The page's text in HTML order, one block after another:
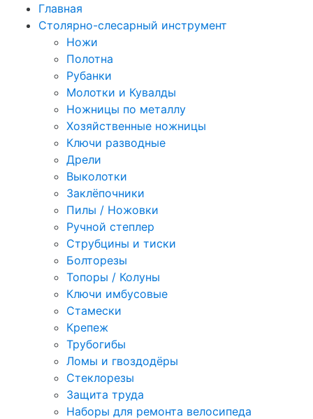
Главная
Столярно-слесарный инструмент
Ножи
Полотна
Рубанки
Молотки и Кувалды
Ножницы по металлу
Хозяйственные ножницы
Ключи разводные
Дрели
Выколотки
Заклёпочники
Пилы / Ножовки
Ручной степлер
Струбцины и тиски
Болторезы
Топоры / Колуны
Ключи имбусовые
Стамески
Крепеж
Трубогибы
Ломы и гвоздодёры
Стеклорезы
Защита труда
Наборы для ремонта велосипеда